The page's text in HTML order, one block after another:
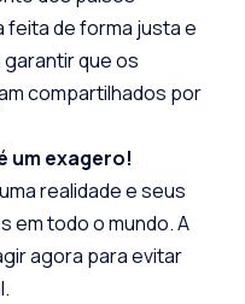
de forma justa e
garantir que os
compartilhados por
um exagero!
realidade e seus
em todo o mundo. A
agora para evitar